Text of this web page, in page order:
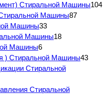
Стиральной Машины104
Машины87
Машины33
Машины18
Машины6
) Стиральной Машины43
Стиральной
Стиральной